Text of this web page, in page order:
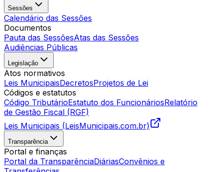
Sessões
Calendário das Sessões
Documentos
Pauta das SessõesAtas das Sessões
Audiências Públicas
Legislação
Atos normativos
Leis MunicipaisDecretosProjetos de Lei
Códigos e estatutos
Código TributárioEstatuto dos FuncionáriosRelatório
de Gestão Fiscal (RGF)
Leis Municipais (LeisMunicipais.com.br)
Transparência
Portal e finanças
Portal da TransparênciaDiáriasConvênios e